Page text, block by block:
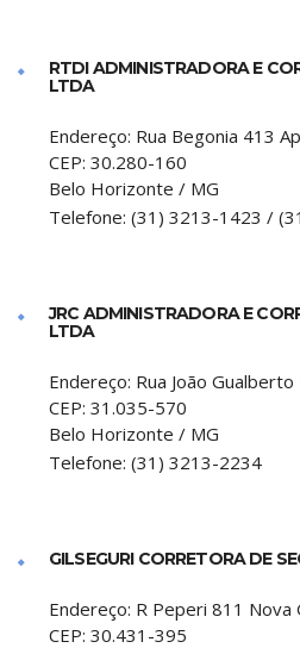
RTDI ADMINISTRADORA E
LTDA
Endereço: Rua Begonia 413
CEP: 30.280-160
Belo Horizonte / MG
Telefone: (31) 3213-1423 /
JRC ADMINISTRADORA E
LTDA
Endereço: Rua João
CEP: 31.035-570
Belo Horizonte / MG
Telefone: (31) 3213-2234
GILSEGURI CORRETORA DE
Endereço: R Peperi 811 Nova
CEP: 30.431-395